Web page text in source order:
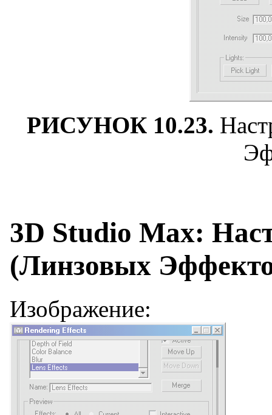
РИСУНОК 10.23.
3D Studio Max:
(Линзовых
Изображение: